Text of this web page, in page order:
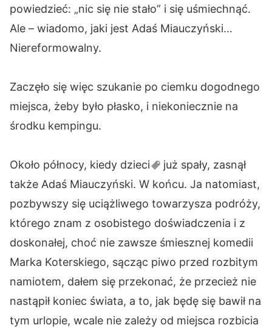
powiedzieć: „nic się nie stało” i się uśmiechnąć.
Ale – wiadomo, jaki jest Adaś Miauczyński…
Niereformowalny.
Zaczęło się więc szukanie po ciemku dogodnego
miejsca, żeby było płasko, i niekoniecznie na
środku kempingu.
Około północy, kiedy dzieci
już spały, zasnął
także Adaś Miauczyński. W końcu. Ja natomiast,
pozbywszy się uciążliwego towarzysza podróży,
którego znam z osobistego doświadczenia i z
doskonałej, choć nie zawsze śmiesznej komedii
Marka Koterskiego, sącząc piwo przed rozbitym
namiotem, dałem się przekonać, że przecież nie
nastąpił koniec świata, a to, jak będę się bawił na
tym urlopie, wcale nie zależy od miejsca rozbicia